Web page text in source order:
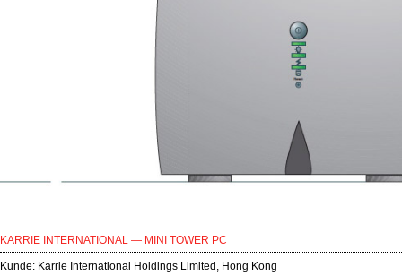
KARRIE INTERNATIONAL — MINI TOWER PC
Kunde: Karrie International Holdings Limited, Hong Kong